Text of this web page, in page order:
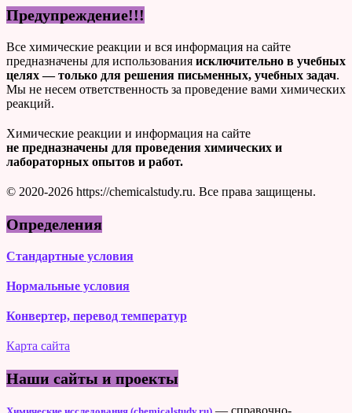
Предупреждение!!!
Все химические реакции и вся информация на сайте
предназначены для использования исключительно в учебных
целях — только для решения письменных, учебных задач.
Мы не несем ответственность за проведение вами химических
реакций.
Химические реакции и информация на сайте
не предназначены для проведения химических и
лабораторных опытов и работ.
© 2020-2026 https://chemicalstudy.ru. Все права защищены.
Определения
Стандартные условия
Нормальные условия
Конвертер, перевод температур
Карта сайта
Наши сайты и проекты